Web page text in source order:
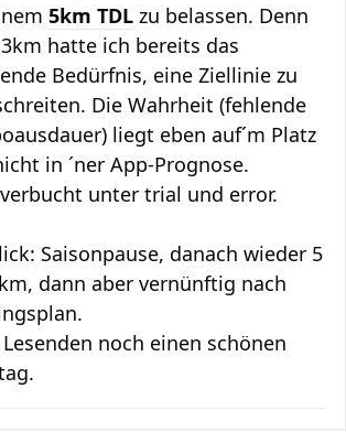
5km TDL zu belassen. Denn
hatte ich bereits das
Bedürfnis, eine Ziellinie zu
Die Wahrheit (fehlende
liegt eben auf´m Platz
in ´ner App-Prognose.
unter trial und error.
Saisonpause, danach wieder 5
dann aber vernünftig nach
noch einen schönen